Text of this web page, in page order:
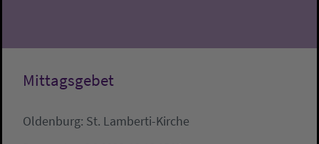
Mittagsgebet
Oldenburg: St. Lamberti-Kirche